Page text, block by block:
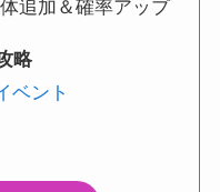
追加＆確率アップ
略
ベント